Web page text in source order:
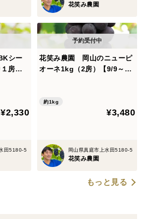
花笑み農園
シー
房）
¥2,330
田5180-5
花笑み農園 岡山のニューピ
オーネ1kg（2房）【9/9～順
約1kg
¥3,480
岡山県真庭市上水田5180-5
花笑み農園
もっと見る